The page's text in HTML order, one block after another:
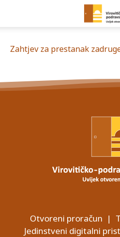
Zahtjev za prestanak
Otvoreni proračun |
Jedinstveni digitalni